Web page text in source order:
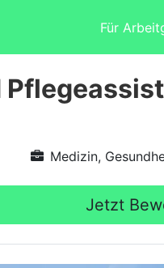
Für
Medizin,
Jetzt